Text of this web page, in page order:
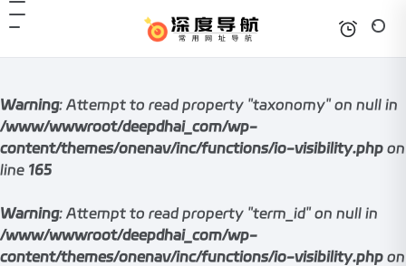
Warning: Attempt to read property "taxonomy" on null in
/www/wwwroot/deepdhai_com/wp-
content/themes/onenav/inc/functions/io-visibility.php on
line 165
Warning: Attempt to read property "term_id" on null in
/www/wwwroot/deepdhai_com/wp-
content/themes/onenav/inc/functions/io-visibility.php on